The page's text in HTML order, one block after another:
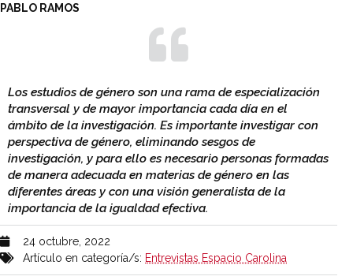
PABLO RAMOS
Los estudios de género son una rama de especialización
transversal y de mayor importancia cada día en el
ámbito de la investigación. Es importante investigar con
perspectiva de género, eliminando sesgos de
investigación, y para ello es necesario personas formadas
de manera adecuada en materias de género en las
diferentes áreas y con una visión generalista de la
importancia de la igualdad efectiva.
24 octubre, 2022
Artículo en categoría/s: Entrevistas Espacio Carolina